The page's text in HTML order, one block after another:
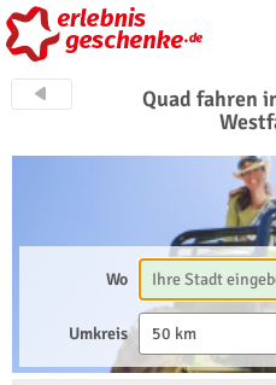
Quad fahren
Wo
Umkreis 50 km